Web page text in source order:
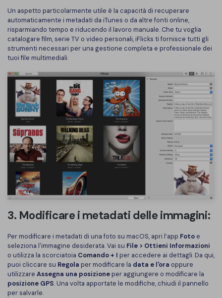
Un aspetto particolarmente utile è la capacità di recuperare
automaticamente i metadati da iTunes o da altre fonti online,
risparmiando tempo e riducendo il lavoro manuale. Che tu voglia
catalogare film, serie TV o video personali, iFlicks ti fornisce tutti gli
strumenti necessari per una gestione completa e professionale dei
tuoi file multimediali.
3. Modificare i metadati delle immagini:
Per modificare i metadati di una foto su macOS, apri l’app Foto e
seleziona l'immagine desiderata. Vai su File > Ottieni Informazioni
o utilizza la scorciatoia Comando + I per accedere ai dettagli. Da qui,
puoi cliccare su Regola per modificare la data e l'ora oppure
utilizzare Assegna una posizione per aggiungere o modificare la
posizione GPS. Una volta apportate le modifiche, chiudi il pannello
per salvarle.